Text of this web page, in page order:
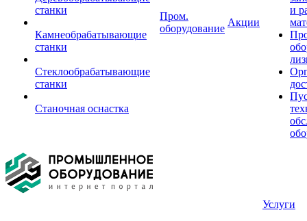
станки
Камнеобрабатывающие
станки
Стеклообрабатывающие
станки
Станочная оснастка
Пром.
оборудование
Акции
и
Услуги